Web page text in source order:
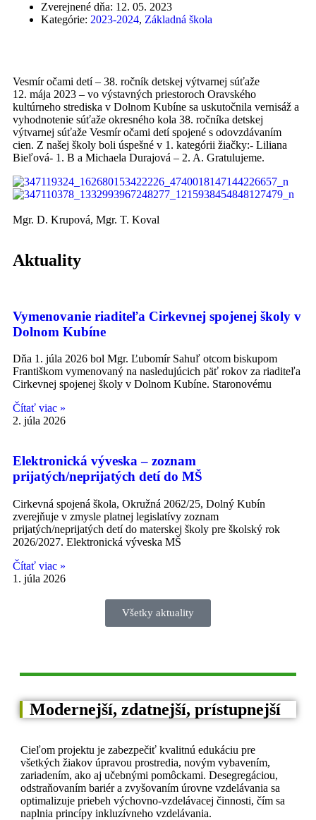
Zverejnené dňa: 12. 05. 2023
Kategórie: 2023-2024, Základná škola
Vesmír očami detí – 38. ročník detskej výtvarnej súťaže
12. mája 2023 – vo výstavných priestoroch Oravského
kultúrneho strediska v Dolnom Kubíne sa uskutočnila vernisáž a
vyhodnotenie súťaže okresného kola 38. ročníka detskej
výtvarnej súťaže Vesmír očami detí spojené s odovzdávaním
cien. Z našej školy boli úspešné v 1. kategórii žiačky:- Liliana
Bieľová- 1. B a Michaela Durajová – 2. A. Gratulujeme.
Mgr. D. Krupová, Mgr. T. Koval
Aktuality
Vymenovanie riaditeľa Cirkevnej spojenej školy v
Dolnom Kubíne
Dňa 1. júla 2026 bol Mgr. Ľubomír Sahuľ otcom biskupom
Františkom vymenovaný na nasledujúcich päť rokov za riaditeľa
Cirkevnej spojenej školy v Dolnom Kubíne. Staronovému
Čítať viac »
2. júla 2026
Elektronická výveska – zoznam
prijatých/neprijatých detí do MŠ
Cirkevná spojená škola, Okružná 2062/25, Dolný Kubín
zverejňuje v zmysle platnej legislatívy zoznam
prijatých/neprijatých detí do materskej školy pre školský rok
2026/2027. Elektronická výveska MŠ
Čítať viac »
1. júla 2026
Všetky aktuality
Modernejší, zdatnejší, prístupnejší
Cieľom projektu je zabezpečiť kvalitnú edukáciu pre
všetkých žiakov úpravou prostredia, novým vybavením,
zariadením, ako aj učebnými pomôckami. Desegregáciou,
odstraňovaním bariér a zvyšovaním úrovne vzdelávania sa
optimalizuje priebeh výchovno-vzdelávacej činnosti, čím sa
naplnia princípy inkluzívneho vzdelávania.